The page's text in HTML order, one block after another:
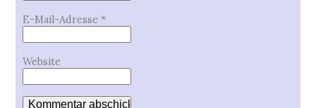
E-Mail-Adresse*
Website